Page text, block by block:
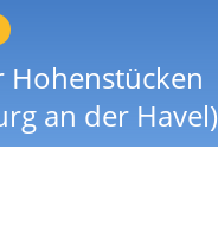
Hohenstücken
an der Havel)